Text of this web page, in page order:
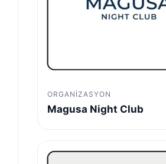
ORGANIZASYON
Magusa Night Club